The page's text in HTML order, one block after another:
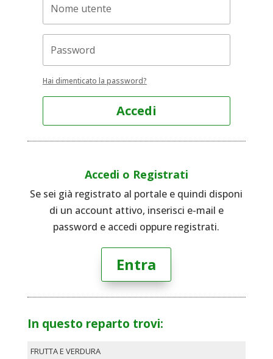
Hai dimenticato la password?
Accedi
Accedi o Registrati
Se sei già registrato al portale e quindi disponi
di un account attivo, inserisci e-mail e
password e accedi oppure registrati.
Entra
In questo reparto trovi:
FRUTTA E VERDURA